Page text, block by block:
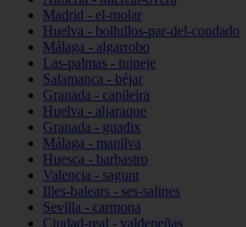
Madrid - el-molar
Huelva - bollullos-par-del-condado
Málaga - algarrobo
Las-palmas - tuineje
Salamanca - béjar
Granada - capileira
Huelva - aljaraque
Granada - guadix
Málaga - manilva
Huesca - barbastro
Valencia - sagunt
Illes-balears - ses-salines
Sevilla - carmona
Ciudad-real - valdepeñas